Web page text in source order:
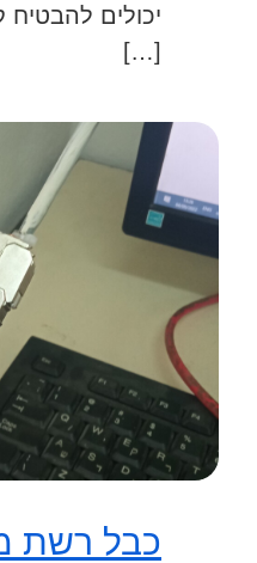
יכולים להבטיח
[…]
כבל רשת